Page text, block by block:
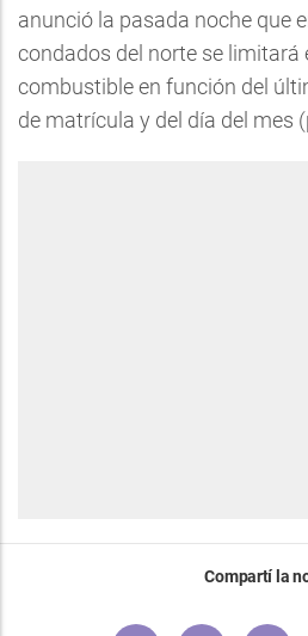
anunció la pasada noche que
condados del norte se limitará
combustible en función del
de matrícula y del día del mes
Compartí la